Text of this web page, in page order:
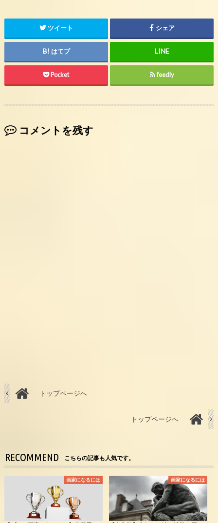
ツイート シェア
はてブ
Pocket feedly
コメントを残す
トップページへ
トップページへ
RECOMMEND こちらの記事も人気です。
画家になるには 画家になるには